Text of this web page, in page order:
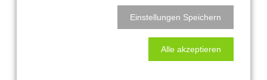
Folierung
DRUCKFOLIE
Sie erhalten in Kürze eine Nachricht
Einstellungen Speichern
Alle akzeptieren